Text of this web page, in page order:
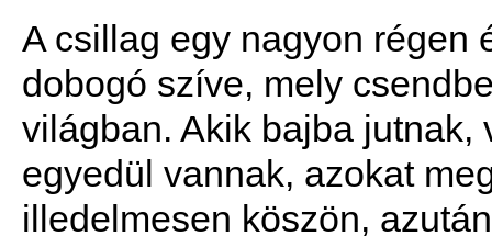
A csillag egy nagyon régen
dobogó szíve, mely
világban. Akik bajba jutnak,
egyedül vannak, azokat
illedelmesen köszön,